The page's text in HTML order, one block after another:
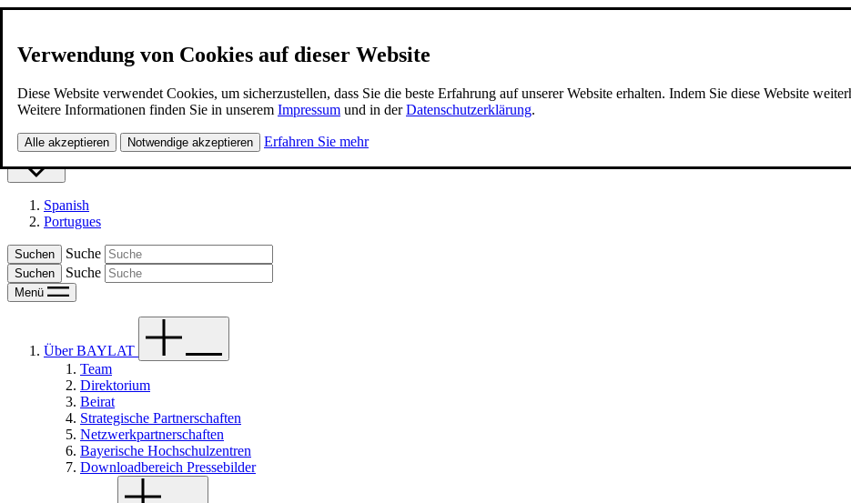
Verwendung von Cookies auf dieser Website
Diese Website verwendet Cookies, um sicherzustellen, dass Sie die beste Erfahrung auf unserer Website erhalten. Indem Sie diese Website
Weitere Informationen finden Sie in unserem Impressum und in derDatenschutzerklärung.
Alle akzeptieren Notwendige akzeptieren Erfahren Sie mehr
Kontakt
Spanish
Portugues
Suche
Suche
Menü
Über BAYLAT
Team
Direktorium
Beirat
Strategische Partnerschaften
Netzwerkpartnerschaften
Bayerische Hochschulzentren
Downloadbereich Pressebilder